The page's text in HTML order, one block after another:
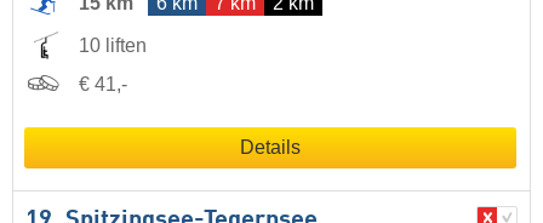
10 liften
€ 41,-
Details